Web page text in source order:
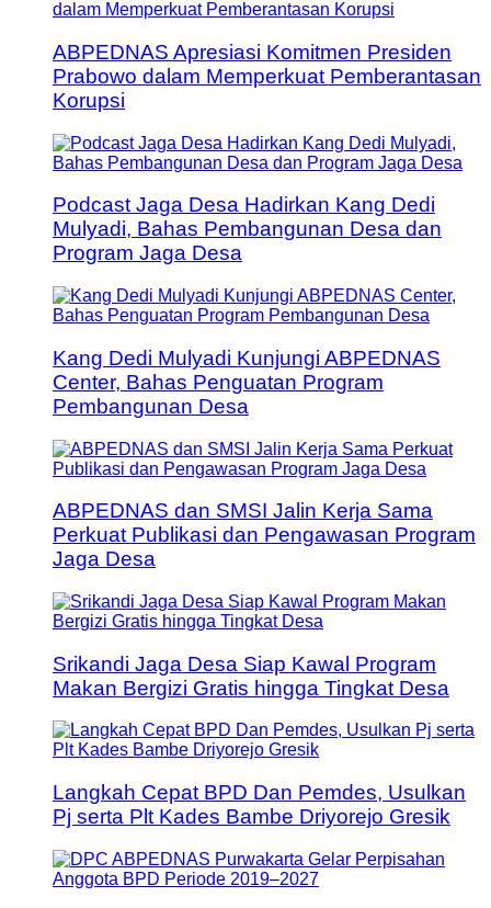
ABPEDNAS Apresiasi Komitmen Presiden
Prabowo dalam Memperkuat Pemberantasan
Korupsi
Podcast Jaga Desa Hadirkan Kang Dedi
Mulyadi, Bahas Pembangunan Desa dan
Program Jaga Desa
Kang Dedi Mulyadi Kunjungi ABPEDNAS
Center, Bahas Penguatan Program
Pembangunan Desa
ABPEDNAS dan SMSI Jalin Kerja Sama
Perkuat Publikasi dan Pengawasan Program
Jaga Desa
Srikandi Jaga Desa Siap Kawal Program
Makan Bergizi Gratis hingga Tingkat Desa
Langkah Cepat BPD Dan Pemdes, Usulkan
Pj serta Plt Kades Bambe Driyorejo Gresik